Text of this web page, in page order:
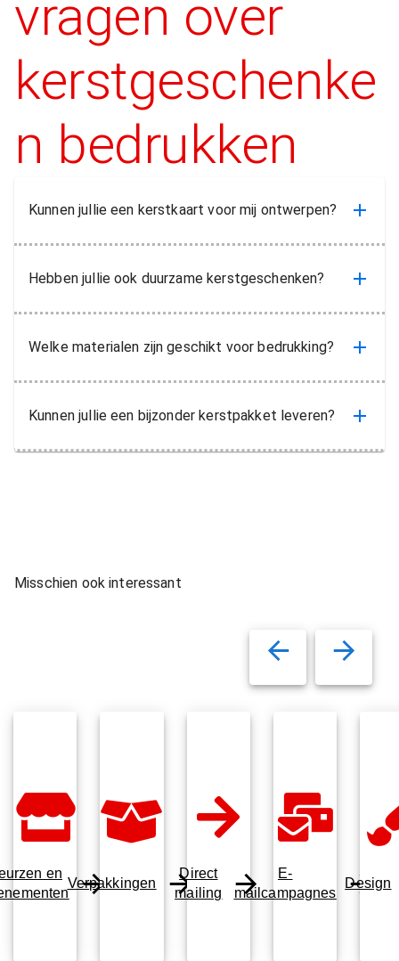
vragen over
kerstgeschenke
n bedrukken
Kunnen jullie een kerstkaart voor mij ontwerpen?
Hebben jullie ook duurzame kerstgeschenken?
Welke materialen zijn geschikt voor bedrukking?
Kunnen jullie een bijzonder kerstpakket leveren?
Misschien ook interessant
en
Verpakkingen
Direct
mailing
E-
mailcampagnes
Design